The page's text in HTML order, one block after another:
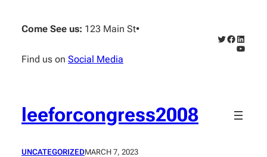
content
Come See us: 123 Main St•
Find us on Social Media
Twitter
Facebook
leeforcongress2008
UNCATEGORIZEDMARCH 7, 2023